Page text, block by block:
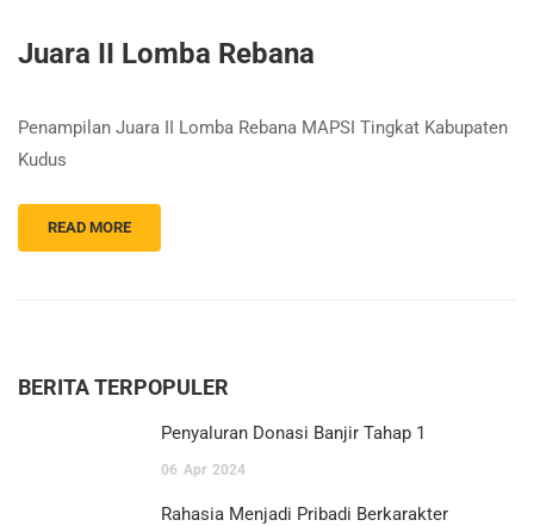
Juara II Lomba Rebana
Penampilan Juara II Lomba Rebana MAPSI Tingkat Kabupaten
Kudus
READ MORE
BERITA TERPOPULER
Penyaluran Donasi Banjir Tahap 1
06 Apr 2024
Rahasia Menjadi Pribadi Berkarakter